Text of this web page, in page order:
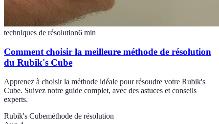
techniques de résolution6 min
Comment choisir la meilleure méthode de résolution
du Rubik's Cube
Apprenez à choisir la méthode idéale pour résoudre votre Rubik's
Cube. Suivez notre guide complet, avec des astuces et conseils
experts.
Rubik's Cubeméthode de résolution